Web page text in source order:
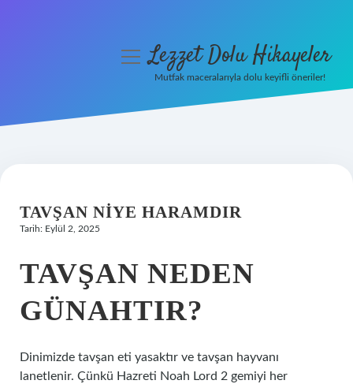
Hakkımızda
menüyüLezzet Dolu Hikayeler
Mutfak maceralarıyla dolu keyifli öneriler!
TAVŞAN NIYE HARAMDIR
Tarih: Eylül 2, 2025
TAVŞAN NEDEN
GÜNAHTIR?
Dinimizde tavşan eti yasaktır ve tavşan hayvanı
lanetlenir. Çünkü Hazreti Noah Lord 2 gemiyi her